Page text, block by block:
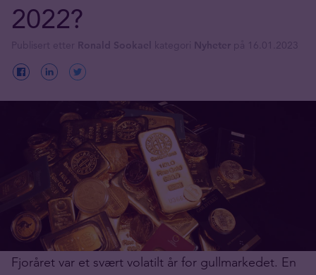
2022?
Fjoråret var et svært volatilt år for gullmarkedet. En